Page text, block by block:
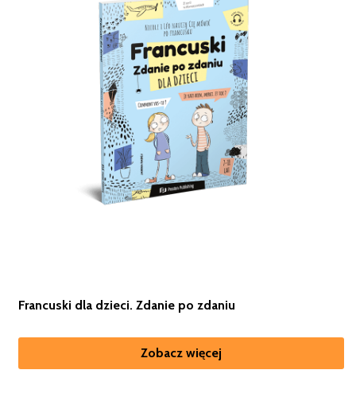
Francuski dla dzieci. Zdanie po zdaniu
Zobacz więcej